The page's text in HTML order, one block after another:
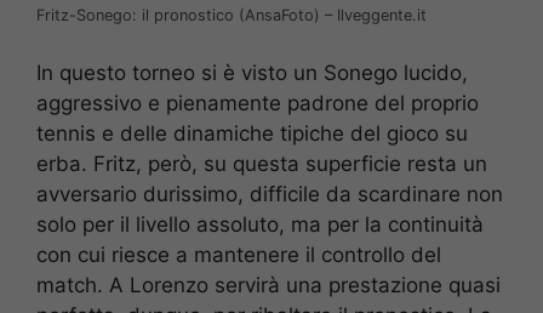
Fritz-Sonego: il pronostico (AnsaFoto) – Ilveggente.it
In questo torneo si è visto un Sonego lucido,
aggressivo e pienamente padrone del proprio
tennis e delle dinamiche tipiche del gioco su
erba. Fritz, però, su questa superficie resta un
avversario durissimo, difficile da scardinare non
solo per il livello assoluto, ma per la continuità
con cui riesce a mantenere il controllo del
match. A Lorenzo servirà una prestazione quasi